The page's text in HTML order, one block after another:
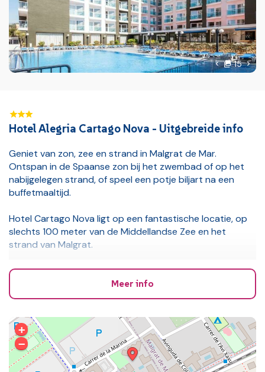
Vorige foto
15
Hotel Alegria Cartago Nova - Uitgebreide info
Geniet van zon, zee en strand in Malgrat de Mar.
Ontspan in de Spaanse zon bij het zwembad of op het
nabijgelegen strand, of speel een potje biljart na een
buffetmaaltijd.
Hotel Cartago Nova ligt op een fantastische locatie, op
slechts 100 meter van de Middellandse Zee en het
strand van Malgrat.
Geniet van de frisse zeelucht vanaf het balkon van uw
slaapkamer bij Cartago Nova. De kamers zijn smaakvol
ingericht met mediterrane tinten en hebben veel
Maaltijden
Maaltijdformule naar keuze:
Meer info
+
−